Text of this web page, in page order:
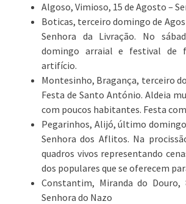
Algoso, Vimioso, 15 de Agosto –
Boticas, terceiro domingo de
Senhora da Livração. No
domingo arraial e festival de
artifício.
Montesinho, Bragança, terceiro
Festa de Santo António. Aldeia
com poucos habitantes. Festa
Pegarinhos, Alijó, último
Senhora dos Aflitos. Na
quadros vivos representando
dos populares que se oferecem
Constantim, Miranda do
Senhora do Nazo